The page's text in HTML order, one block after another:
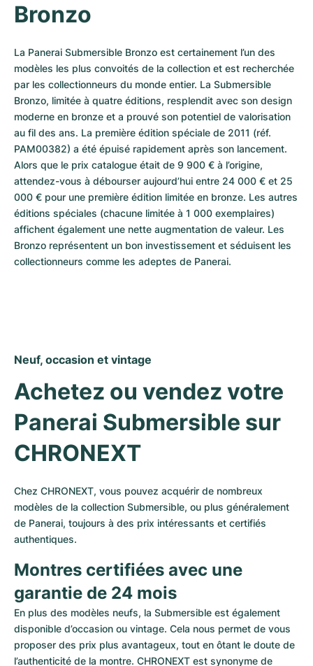
Bronzo
La Panerai Submersible Bronzo est certainement l’un des
modèles les plus convoités de la collection et est recherchée
par les collectionneurs du monde entier. La Submersible
Bronzo, limitée à quatre éditions, resplendit avec son design
moderne en bronze et a prouvé son potentiel de valorisation
au fil des ans. La première édition spéciale de 2011 (réf.
PAM00382) a été épuisé rapidement après son lancement.
Alors que le prix catalogue était de 9 900 € à l’origine,
attendez-vous à débourser aujourd’hui entre 24 000 € et 25
000 € pour une première édition limitée en bronze. Les autres
éditions spéciales (chacune limitée à 1 000 exemplaires)
affichent également une nette augmentation de valeur. Les
Bronzo représentent un bon investissement et séduisent les
collectionneurs comme les adeptes de Panerai.
Neuf, occasion et vintage
Achetez ou vendez votre
Panerai Submersible sur
CHRONEXT
Chez CHRONEXT, vous pouvez acquérir de nombreux
modèles de la collection Submersible, ou plus généralement
de Panerai, toujours à des prix intéressants et certifiés
authentiques.
Montres certifiées avec une
garantie de 24 mois
En plus des modèles neufs, la Submersible est également
disponible d’occasion ou vintage. Cela nous permet de vous
proposer des prix plus avantageux, tout en ôtant le doute de
l’authenticité de la montre. CHRONEXT est synonyme de